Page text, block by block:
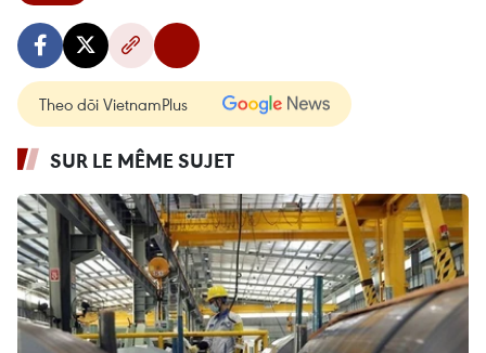
Theo dõi VietnamPlus
SUR LE MÊME SUJET